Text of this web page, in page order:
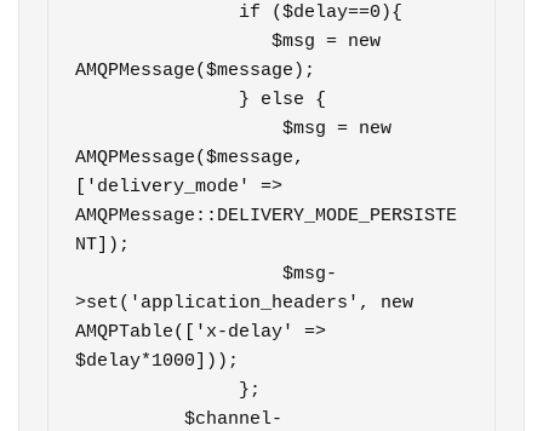
                  $msg = new
AMQPMessage($message);
                   $msg = new
AMQPMessage($message,
['delivery_mode' =>
AMQPMessage::DELIVERY_MODE_PERSISTE
NT]);
                   $msg-
>set('application_headers', new
AMQPTable(['x-delay' =>
$delay*1000]));
          $channel-